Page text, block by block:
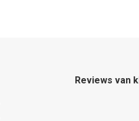
Reviews van